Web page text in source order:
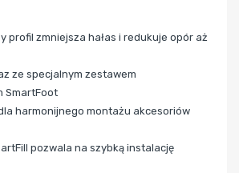
profil zmniejsza hałas i redukuje opór aż
ze specjalnym zestawem
SmartFoot
harmonijnego montażu akcesoriów
pozwala na szybką instalację